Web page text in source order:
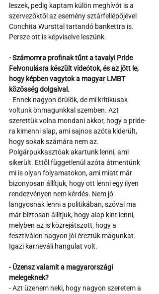
leszek, pedig kaptam külön meghívót is a
szervezőktől az esemény sztárfellépőjével
Conchita Wursttal tartandó bankettra is.
Persze ott is képviselve leszünk.
- Számomra profinak tűnt a tavalyi Pride
Felvonulásra készült videótok, és az jött le,
hogy képben vagytok a magyar LMBT
közösség dolgaival.
- Ennek nagyon örülök, de mi kritikusak
voltunk önmagunkkal szemben. Azt
szerettük volna mondani akkor, hogy a pride-
ra kimenni alap, ami sajnos azóta kiderült,
hogy sokak számára nem az.
Polgárpukkasztóak akartunk lenni, ami
sikerült. Ettől függetlenül azóta átmentünk
mi is olyan folyamatokon, ami miatt már
bizonyosan állítjuk, hogy ott lenni egy ilyen
rendezvényen nem kérdés. Nem jó
langyosnak lenni a politikában, szóval ma
már biztosan állítjuk, hogy alap kint lenni,
melyben az is közrejátszott, hogy a
fesztiválon nagyon jól éreztük magunkat.
Igazi karneváli hangulat volt.
- Üzensz valamit a magyarországi
melegeknek?
- Azt üzenem neki, hogy nagyon szeretem a